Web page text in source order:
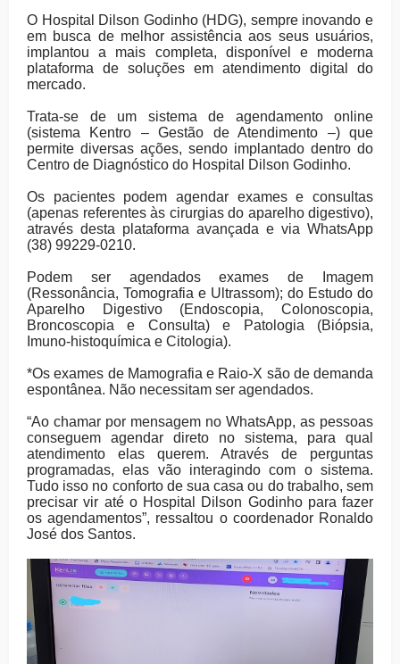
O Hospital Dilson Godinho (HDG), sempre inovando e
em busca de melhor assistência aos seus usuários,
implantou a mais completa, disponível e moderna
plataforma de soluções em atendimento digital do
mercado.
Trata-se de um sistema de agendamento online
(sistema Kentro – Gestão de Atendimento –) que
permite diversas ações, sendo implantado dentro do
Centro de Diagnóstico do Hospital Dilson Godinho.
Os pacientes podem agendar exames e consultas
(apenas referentes às cirurgias do aparelho digestivo),
através desta plataforma avançada e via WhatsApp
(38) 99229-0210.
Podem ser agendados exames de Imagem
(Ressonância, Tomografia e Ultrassom); do Estudo do
Aparelho Digestivo (Endoscopia, Colonoscopia,
Broncoscopia e Consulta) e Patologia (Biópsia,
Imuno-histoquímica e Citologia).
*Os exames de Mamografia e Raio-X são de demanda
espontânea. Não necessitam ser agendados.
“Ao chamar por mensagem no WhatsApp, as pessoas
conseguem agendar direto no sistema, para qual
atendimento elas querem. Através de perguntas
programadas, elas vão interagindo com o sistema.
Tudo isso no conforto de sua casa ou do trabalho, sem
precisar vir até o Hospital Dilson Godinho para fazer
os agendamentos”, ressaltou o coordenador Ronaldo
José dos Santos.